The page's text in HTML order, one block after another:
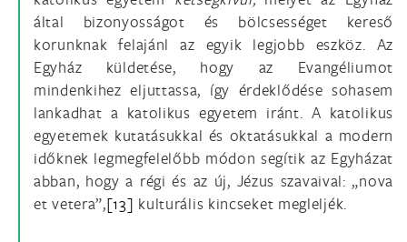
által bizonyosságot és bölcsességet kereső
korunknak felajánl az egyik legjobb eszköz. Az
Egyház küldetése, hogy az Evangéliumot
mindenkihez eljuttassa, így érdeklődése sohasem
lankadhat a katolikus egyetem iránt. A katolikus
egyetemek kutatásukkal és oktatásukkal a modern
időknek legmegfelelőbb módon segítik az Egyházat
abban, hogy a régi és az új, Jézus szavaival: „nova
et vetera”,[13] kulturális kincseket megleljék.